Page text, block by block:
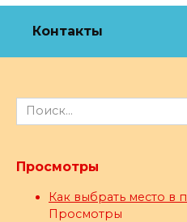
записям
Контакты
Search
for:
Просмотры
Как выбрать место в
Просмотры